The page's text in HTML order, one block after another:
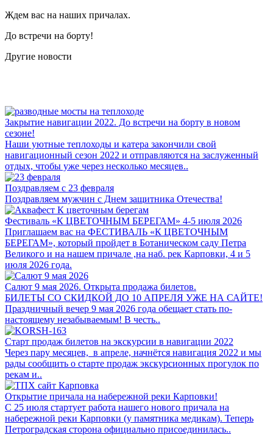
Ждем вас на наших причалах.
До встречи на борту!
Другие новости
Закрытие навигации 2022. До встречи на борту в новом
сезоне!
Наши уютные теплоходы и катера закончили свой
навигационный сезон 2022 и отправляются на заслуженный
отдых, чтобы уже через несколько месяцев..
Поздравляем с 23 февраля
Поздравляем мужчин с Днем защитника Отечества!
Фестиваль «К ЦВЕТОЧНЫМ БЕРЕГАМ» 4-5 июля 2026
Приглашаем вас на ФЕСТИВАЛЬ «К ЦВЕТОЧНЫМ
БЕРЕГАМ», который пройдет в Ботаническом саду Петра
Великого и на нашем причале ,на наб. рек Карповки, 4 и 5
июля 2026 года.
Салют 9 мая 2026. Открыта продажа билетов.
БИЛЕТЫ СО СКИДКОЙ ДО 10 АПРЕЛЯ УЖЕ НА САЙТЕ!
Праздничный вечер 9 мая 2026 года обещает стать по-
настоящему незабываемым! В честь..
Старт продаж билетов на экскурсии в навигации 2022
Через пару месяцев, в апреле, начнётся навигация 2022 и мы
рады сообщить о старте продаж экскурсионных прогулок по
рекам и..
Открытие причала на набережной реки Карповки!
С 25 июля стартует работа нашего нового причала на
набережной реки Карповки (у памятника медикам). Теперь
Петроградская сторона официально присоединилась..